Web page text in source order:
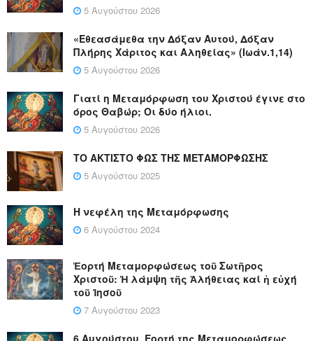
5 Αυγούστου 2026
«Εθεασάμεθα την Δόξαν Αυτού, Δόξαν
Πλήρης Χάριτος και Αληθείας» (Ιωάν.1,14)
5 Αυγούστου 2026
Γιατί η Μεταμόρφωση του Χριστού έγινε στο
όρος Θαβώρ; Οι δύο ήλιοι.
5 Αυγούστου 2026
ΤΟ ΑΚΤΙΣΤΟ ΦΩΣ ΤΗΣ ΜΕΤΑΜΟΡΦΩΣΗΣ
5 Αυγούστου 2025
Η νεφέλη της Μεταμόρφωσης
6 Αυγούστου 2024
Ἑορτή Μεταμορφώσεως τοῦ Σωτῆρος
Χριστοῦ: Ἡ λάμψη τῆς Ἀλήθειας καί ἡ εὐχή
τοῦ Ἰησοῦ
7 Αυγούστου 2023